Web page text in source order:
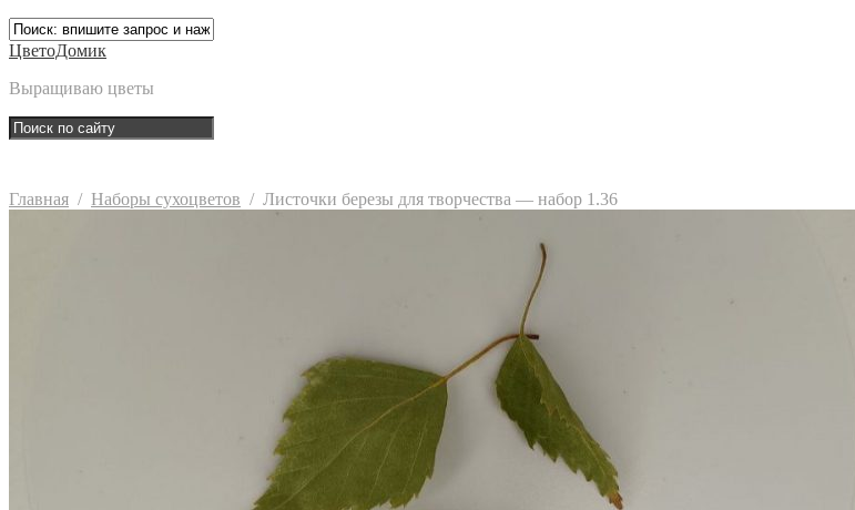
ЦветоДомик
Выращиваю цветы
Главная / Наборы сухоцветов / Листочки березы для творчества — набор 1.36